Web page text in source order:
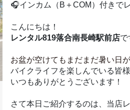
🎧インカム（B＋COM）付きで
こんにちは！
レンタル819落合南長崎駅前店で
お盆が空けてもまだまだ暑い日
バイクライフを楽しんでいる皆様
いつもありがとうございます！
さて本日ご紹介するのは、当店